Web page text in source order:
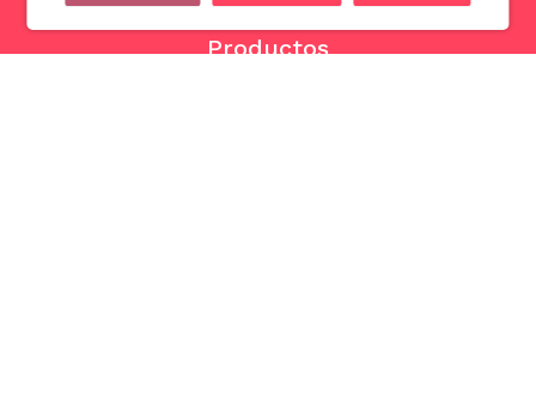
Productos